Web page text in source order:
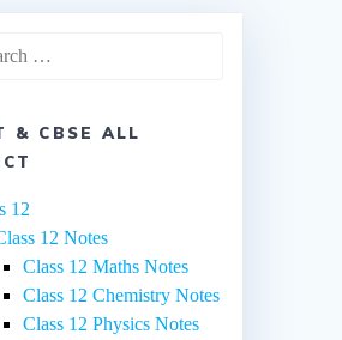
& CBSE ALL
12
12 Notes
Class 12 Maths Notes
Class 12 Chemistry Notes
Class 12 Physics Notes